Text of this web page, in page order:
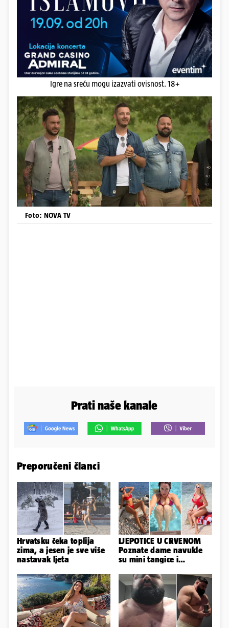
Igre na sreću mogu izazvati ovisnost. 18+
Foto: NOVA TV
Prati naše kanale
Preporučeni članci
Hrvatsku čeka toplija
zima, a jesen je sve više
nastavak ljeta
LJEPOTICE U CRVENOM
Poznate dame navukle
su mini tangice i
obline